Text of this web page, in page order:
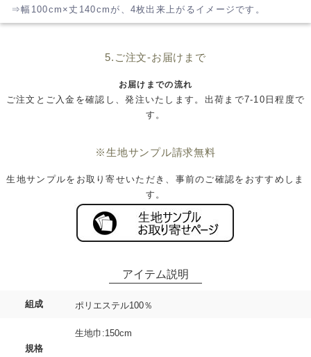
組成 ポリエステル100％
規格
生地巾:150cm
⇒幅100cm×丈140cmが、4枚出来上がるイメージです。
5.ご注文-お届けまで
お届けまでの流れ
ご注文とご入金を確認し、発注いたします。出荷まで7-10日程度で
す。
※生地サンプル請求無料
生地サンプルをお取り寄せいただき、事前のご確認をおすすめしま
す。